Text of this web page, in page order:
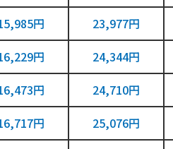
円 23,977円
円 24,344円
円 24,710円
円 25,076円